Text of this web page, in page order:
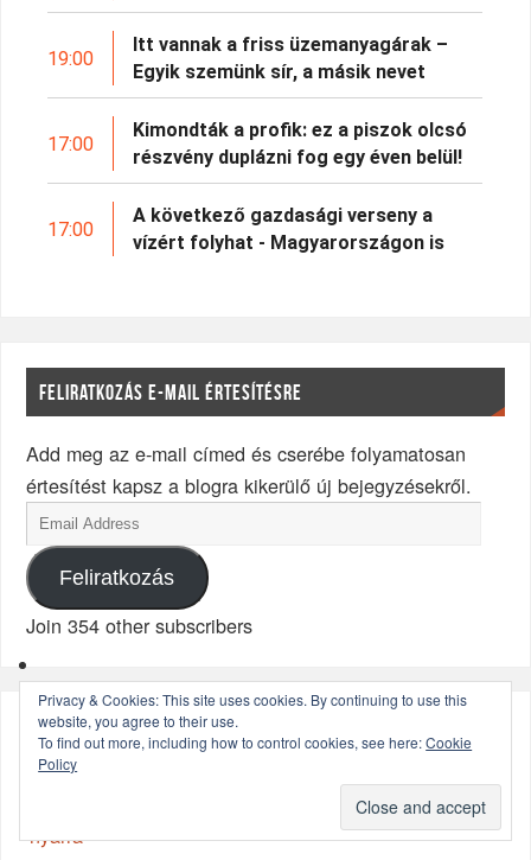
19:00
Itt vannak a friss üzemanyagárak –
Egyik szemünk sír, a másik nevet
17:00
Kimondták a profik: ez a piszok olcsó
részvény duplázni fog egy éven belül!
17:00
A következő gazdasági verseny a
vízért folyhat - Magyarországon is
FELIRATKOZÁS E-MAIL ÉRTESÍTÉSRE
Add meg az e-mail címed és cserébe folyamatosan
értesítést kapsz a blogra kikerülő új bejegyzésekről.
Feliratkozás
Join 354 other subscribers
LEGOLVASOTTABB ÍRÁSOK
Bitcoin:SegWit aktivációs küszöb és altcoin kilátások a
nyárra
Privacy & Cookies: This site uses cookies. By continuing to use this
website, you agree to their use.
To find out more, including how to control cookies, see here:Cookie
Policy